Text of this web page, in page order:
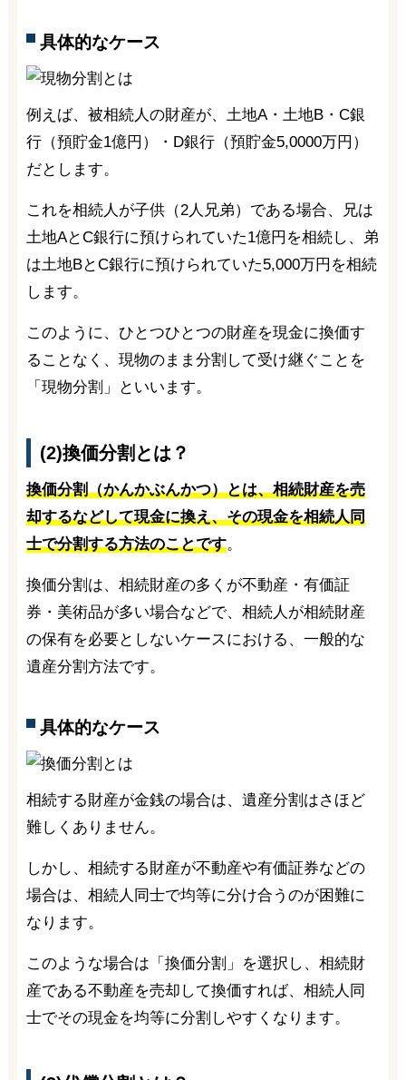
具体的なケース
例えば、被相続人の財産が、土地A・土地B・C銀
行（預貯金1億円）・D銀行（預貯金5,0000万円）
だとします。
これを相続人が子供（2人兄弟）である場合、兄は
土地AとC銀行に預けられていた1億円を相続し、弟
は土地BとC銀行に預けられていた5,000万円を相続
します。
このように、ひとつひとつの財産を現金に換価す
ることなく、現物のまま分割して受け継ぐことを
「現物分割」といいます。
(2)換価分割とは？
換価分割（かんかぶんかつ）とは、相続財産を売
却するなどして現金に換え、その現金を相続人同
士で分割する方法のことです。
換価分割は、相続財産の多くが不動産・有価証
券・美術品が多い場合などで、相続人が相続財産
の保有を必要としないケースにおける、一般的な
遺産分割方法です。
具体的なケース
相続する財産が金銭の場合は、遺産分割はさほど
難しくありません。
しかし、相続する財産が不動産や有価証券などの
場合は、相続人同士で均等に分け合うのが困難に
なります。
このような場合は「換価分割」を選択し、相続財
産である不動産を売却して換価すれば、相続人同
士でその現金を均等に分割しやすくなります。